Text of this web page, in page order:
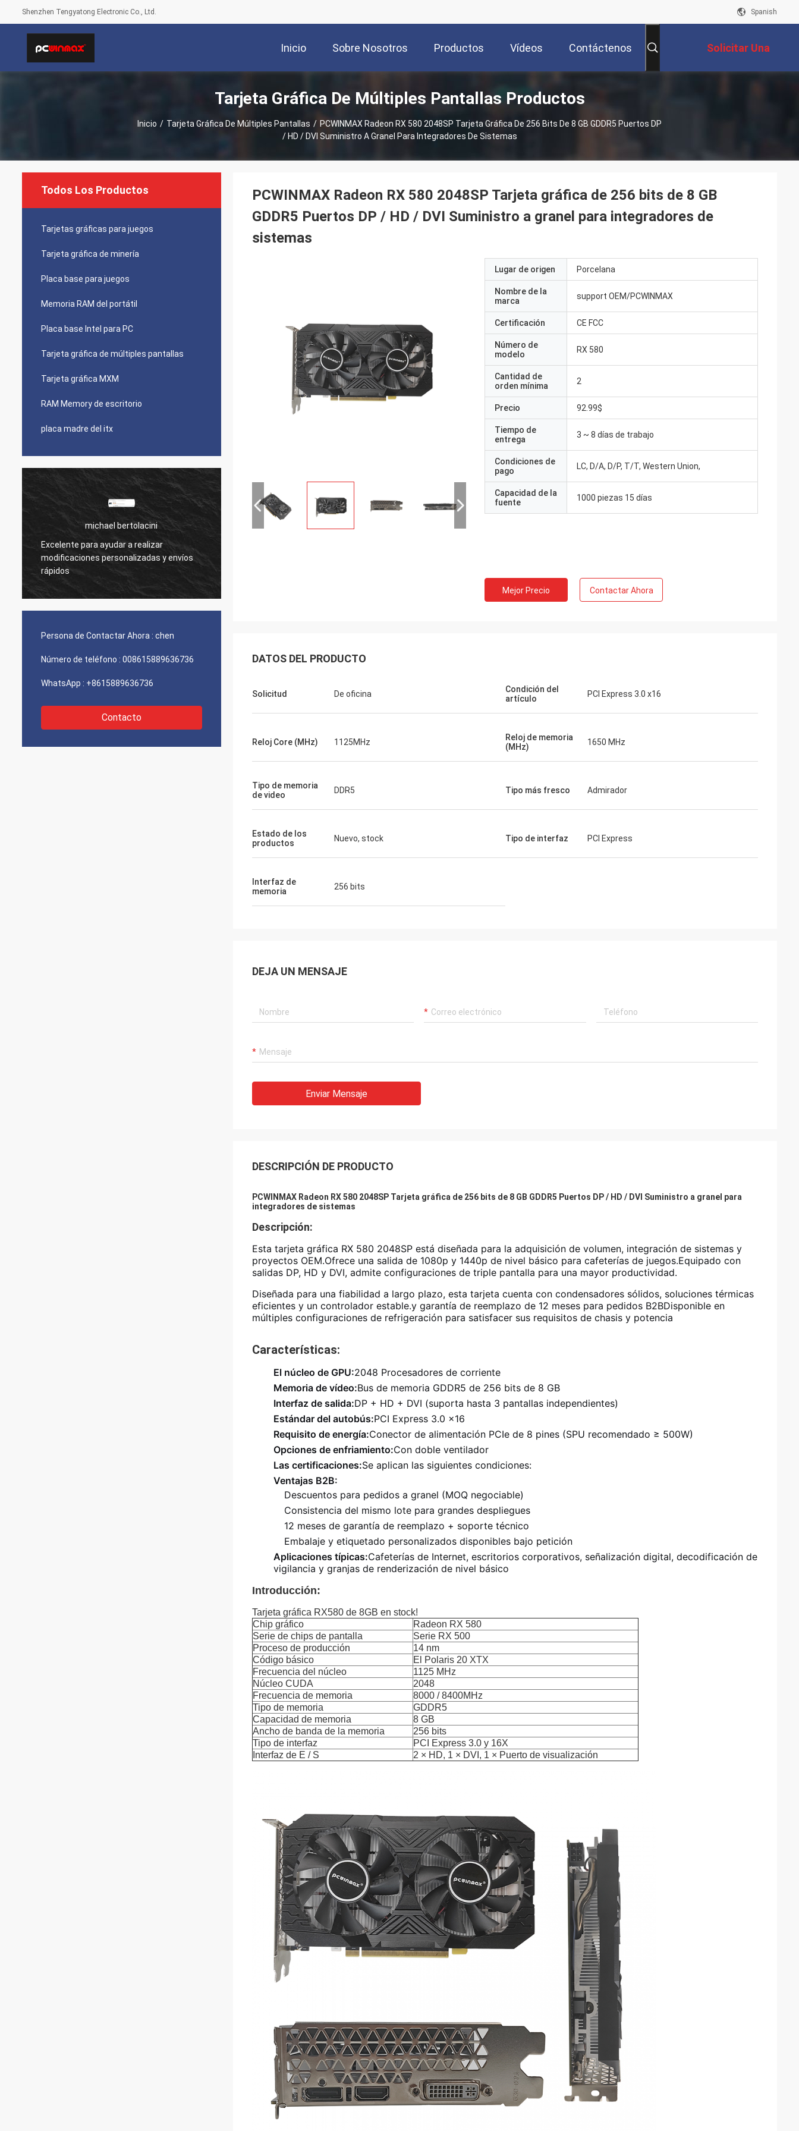
Shenzhen Tengyatong Electronic Co., Ltd. Spanish
Inicio Sobre Nosotros Productos Vídeos Contáctenos Solicitar Una
Cotización
Tarjeta Gráfica De Múltiples Pantallas Productos
Inicio / Tarjeta Gráfica De Múltiples Pantallas / PCWINMAX Radeon RX 580 2048SP Tarjeta Gráfica De 256 Bits De 8 GB GDDR5 Puertos DP
/ HD / DVI Suministro A Granel Para Integradores De Sistemas
Todos Los Productos
Tarjetas gráficas para juegos
Tarjeta gráfica de minería
Placa base para juegos
Memoria RAM del portátil
Placa base Intel para PC
Tarjeta gráfica de múltiples pantallas
Tarjeta gráfica MXM
RAM Memory de escritorio
placa madre del itx
michael bertolacini
Excelente para ayudar a realizar
modificaciones personalizadas y envíos
rápidos
Reciclaje STS
Persona de Contactar Ahora : chen
Número de teléfono : 008615889636736
WhatsApp : +8615889636736
Contacto
PCWINMAX Radeon RX 580 2048SP Tarjeta gráfica de 256 bits de 8 GB
GDDR5 Puertos DP / HD / DVI Suministro a granel para integradores de
sistemas
Lugar de origen Porcelana
Nombre de la
marca
support OEM/PCWINMAX
Certificación CE FCC
Número de
modelo
RX 580
Cantidad de
orden mínima
2
Precio 92.99$
Tiempo de
entrega
3 ~ 8 días de trabajo
Condiciones de
pago
LC, D/A, D/P, T/T, Western Union,
Capacidad de la
fuente
1000 piezas 15 días
Mejor Precio Contactar Ahora
DATOS DEL PRODUCTO
Solicitud De oficina
Condición del
artículo
PCI Express 3.0 x16
Reloj Core (MHz) 1125MHz
Reloj de memoria
(MHz)
1650 MHz
Tipo de memoria
de video
DDR5 Tipo más fresco Admirador
Estado de los
productos
Nuevo, stock Tipo de interfaz PCI Express
Interfaz de
memoria
256 bits
DEJA UN MENSAJE
Enviar Mensaje
DESCRIPCIÓN DE PRODUCTO
PCWINMAX Radeon RX 580 2048SP Tarjeta gráfica de 256 bits de 8 GB GDDR5 Puertos DP / HD / DVI Suministro a granel para
integradores de sistemas
Descripción:
Esta tarjeta gráfica RX 580 2048SP está diseñada para la adquisición de volumen, integración de sistemas y
proyectos OEM.Ofrece una salida de 1080p y 1440p de nivel básico para cafeterías de juegos.Equipado con
salidas DP, HD y DVI, admite configuraciones de triple pantalla para una mayor productividad.
Diseñada para una fiabilidad a largo plazo, esta tarjeta cuenta con condensadores sólidos, soluciones térmicas
eficientes y un controlador estable.y garantía de reemplazo de 12 meses para pedidos B2BDisponible en
múltiples configuraciones de refrigeración para satisfacer sus requisitos de chasis y potencia
Características:
El núcleo de GPU:2048 Procesadores de corriente
Memoria de vídeo:Bus de memoria GDDR5 de 256 bits de 8 GB
Interfaz de salida:DP + HD + DVI (suporta hasta 3 pantallas independientes)
Estándar del autobús:PCI Express 3.0 x16
Requisito de energía:Conector de alimentación PCIe de 8 pines (SPU recomendado ≥ 500W)
Opciones de enfriamiento:Con doble ventilador
Las certificaciones:Se aplican las siguientes condiciones:
Ventajas B2B:
Descuentos para pedidos a granel (MOQ negociable)
Consistencia del mismo lote para grandes despliegues
12 meses de garantía de reemplazo + soporte técnico
Embalaje y etiquetado personalizados disponibles bajo petición
Aplicaciones típicas:Cafeterías de Internet, escritorios corporativos, señalización digital, decodificación de
vigilancia y granjas de renderización de nivel básico
Introducción:
Tarjeta gráfica RX580 de 8GB en stock!
Chip gráfico
Radeon RX 580
Serie de chips de pantalla
Serie RX 500
Proceso de producción
14 nm
Código básico
El Polaris 20 XTX
Frecuencia del núcleo
1125 MHz
Núcleo CUDA
2048
Frecuencia de memoria
8000 / 8400MHz
Tipo de memoria
GDDR5
Capacidad de memoria
8 GB
Ancho de banda de la memoria
256 bits
Tipo de interfaz
PCI Express 3.0 y 16X
Interfaz de E / S
2 × HD, 1 × DVI, 1 × Puerto de visualización